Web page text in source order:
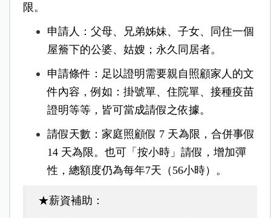
限。
申請人：父母、兄弟姊妹、子女、同住一個
屋簷下的公婆、姑嫂；永久同居者。
申請條件：足以證明需要親自照顧家人的文
件內容，例如：掛號單、住院單、接種疫苗
證明等等，皆可當成請假之依據。
請假天數：家庭照顧假 7 天為限，合併事假
14 天為限。也可「按小時」請假，增加彈
性，總額度仍為每年7天（56小時）。
★薪資補助：